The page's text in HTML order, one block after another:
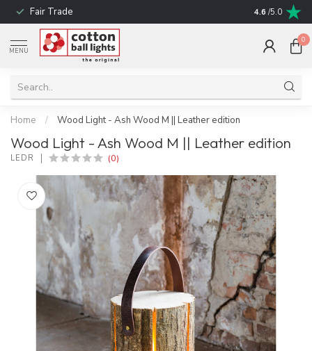
Fair Trade ! No shipping
4.6 /5.0
MENU
0
Home / Wood Light - Ash Wood M || Leather edition
Wood Light - Ash Wood M || Leather edition
LEDR (0)